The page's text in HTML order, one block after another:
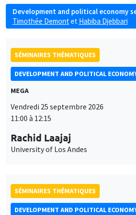
Development and political economy
Timothée Demont et Habiba Djebbari
SÉMINAIRES THÉMATIQUES
DEVELOPMENT AND POLITICAL
MEGA
Vendredi 25 septembre 2026
11:00 à 12:15
Rachid Laajaj
University of Los Andes
SÉMINAIRES THÉMATIQUES
DEVELOPMENT AND POLITICAL